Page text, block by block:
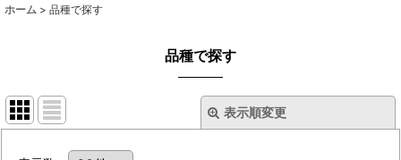
ホーム > 品種で探す
品種で探す
表示順変更